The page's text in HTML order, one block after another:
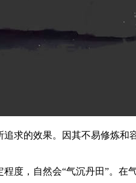
的效果。因其不易修炼和
，自然会“气沉丹田”。在